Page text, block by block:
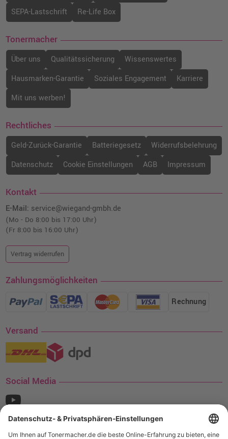
SEPA-Lastschrift
Re-Life Box
Tonermacher
Über uns Qualitätssicherung
Wissenswertes
Hausmarken-Garantie
Soziales Engagement
Karriere
Mit uns werben!
Rechtliches
Geld-Zurück-Garantie Batteriegesetz
Widerrufsbelehrung
Datenschutz
Cookie Einstellungen AGB Impressum
Kontakt
E-Mail: service@wiegand-gmbh.de
(Mo - Do 8:00 bis 17:00 Uhr)
(Fr 8:00 bis 16:00 Uhr)
Vertrag widerrufen
Zahlungsmöglichkeiten
Rechnung
Versand
Social Media
¹ Nur gültig für den Versand innerhalb Deutschlands. Befindet sich ein Warenwert
von mindestens 35€ (inkl. Mwst.) an Ampertec Artikeln in Ihrem Warenkorb, ist der